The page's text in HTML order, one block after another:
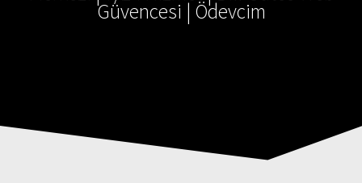
Güvencesi | Ödevcim